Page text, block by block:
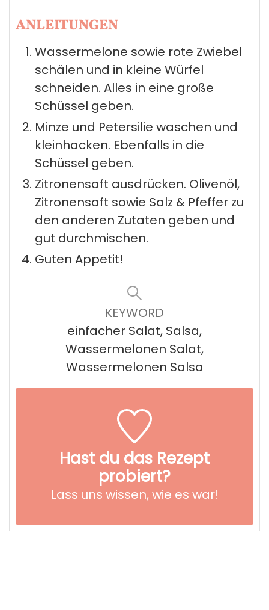
ANLEITUNGEN
Wassermelone sowie rote Zwiebel
schälen und in kleine Würfel
schneiden. Alles in eine große
Schüssel geben.
Minze und Petersilie waschen und
kleinhacken. Ebenfalls in die
Schüssel geben.
Zitronensaft ausdrücken. Olivenöl,
Zitronensaft sowie Salz & Pfeffer zu
den anderen Zutaten geben und
gut durchmischen.
Guten Appetit!
KEYWORD
einfacher Salat, Salsa,
Wassermelonen Salat,
Wassermelonen Salsa
Hast du das Rezept
probiert?
Lass uns wissen, wie es war!